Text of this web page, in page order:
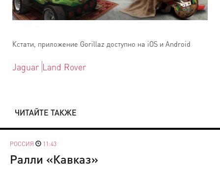
Кстати, приложение Gorillaz доступно на iOS и Android
Jaguar Land Rover
ЧИТАЙТЕ ТАКЖЕ
РОССИЯ 11:43
Ралли «Кавказ»